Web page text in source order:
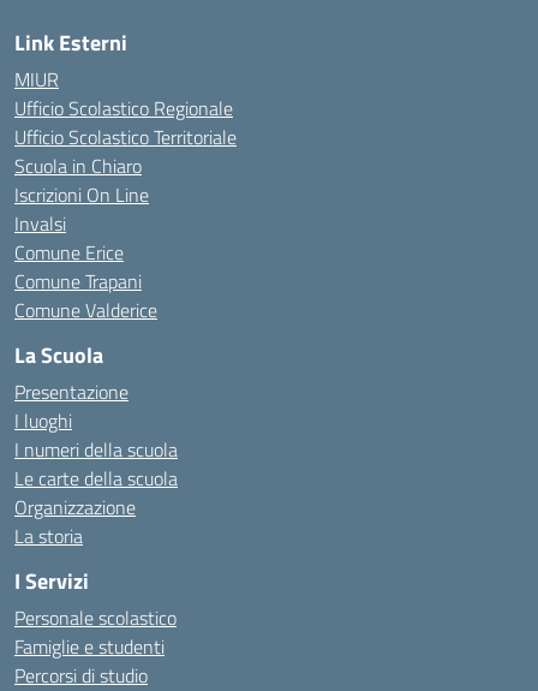
Link Esterni
MIUR
Ufficio Scolastico Regionale
Ufficio Scolastico Territoriale
Scuola in Chiaro
Iscrizioni On Line
Invalsi
Comune Erice
Comune Trapani
Comune Valderice
La Scuola
Presentazione
I luoghi
I numeri della scuola
Le carte della scuola
Organizzazione
La storia
I Servizi
Personale scolastico
Famiglie e studenti
Percorsi di studio